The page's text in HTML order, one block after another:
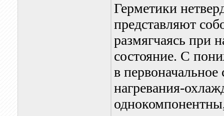
Герметики
представляют
размягчаясь при
состояние. С
в
нагревания-